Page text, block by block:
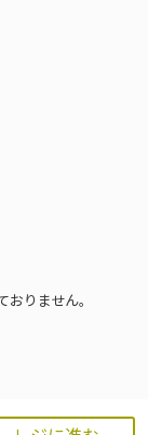
りません。